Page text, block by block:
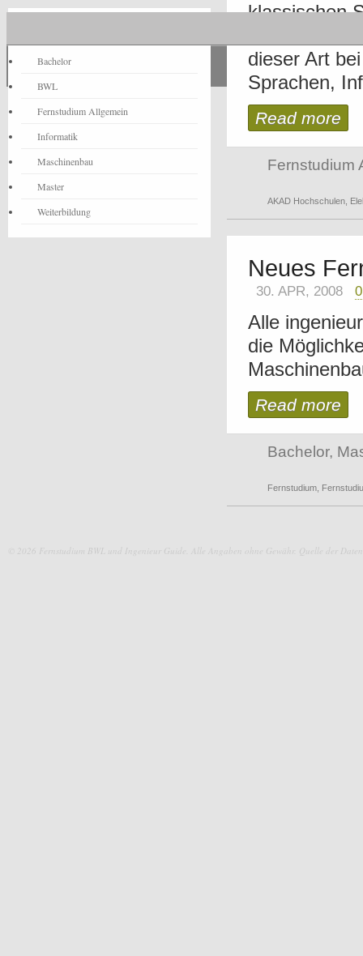
klassischen
dieser Art
Sprachen,
Read more
Fernstudium
AKAD Hochschulen
Neues
30. APR, 2008
Alle
die
Read more
Bachelor,
Fernstudium
Bachelor
BWL
Fernstudium Allgemein
Informatik
Maschinenbau
Master
Weiterbildung
© 2026 Fernstudium BWL und Ingenieur Guide. Alle Angaben ohne Gewähr. Quelle der